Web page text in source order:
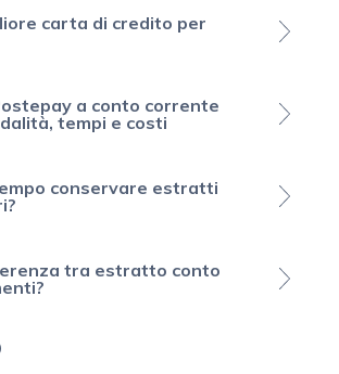
carta di credito per
a conto corrente
tempi e costi
conservare estratti
tra estratto conto